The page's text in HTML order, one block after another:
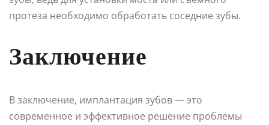
протеза необходимо обработать соседние зубы.
Заключение
В заключение, имплантация зубов — это
современное и эффективное решение проблемы